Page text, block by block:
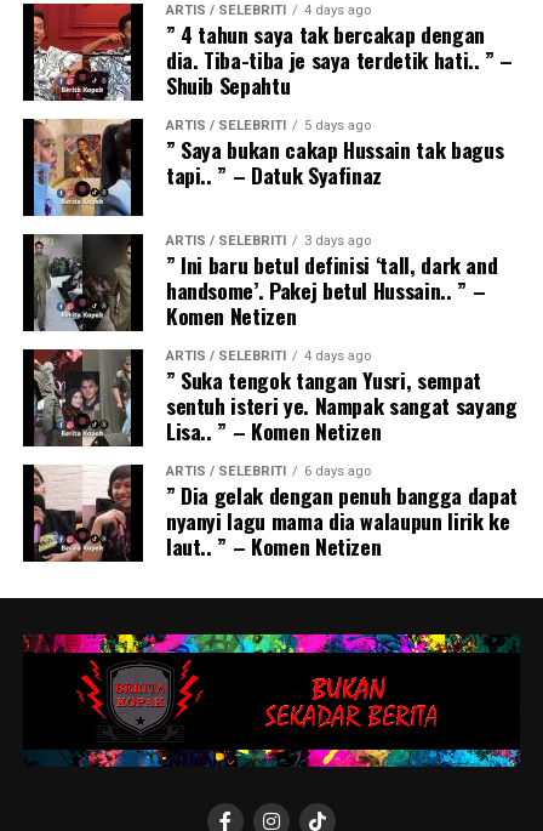
ARTIS / SELEBRITI 4 days ago
” 4 tahun saya tak bercakap dengan
dia. Tiba-tiba je saya terdetik hati.. ” –
Shuib Sepahtu
ARTIS / SELEBRITI 5 days ago
” Saya bukan cakap Hussain tak bagus
tapi.. ” – Datuk Syafinaz
ARTIS / SELEBRITI 3 days ago
” Ini baru betul definisi ‘tall, dark and
handsome’. Pakej betul Hussain.. ” –
Komen Netizen
ARTIS / SELEBRITI 4 days ago
” Suka tengok tangan Yusri, sempat
sentuh isteri ye. Nampak sangat sayang
Lisa.. ” – Komen Netizen
ARTIS / SELEBRITI 6 days ago
” Dia gelak dengan penuh bangga dapat
nyanyi lagu mama dia walaupun lirik ke
laut.. ” – Komen Netizen